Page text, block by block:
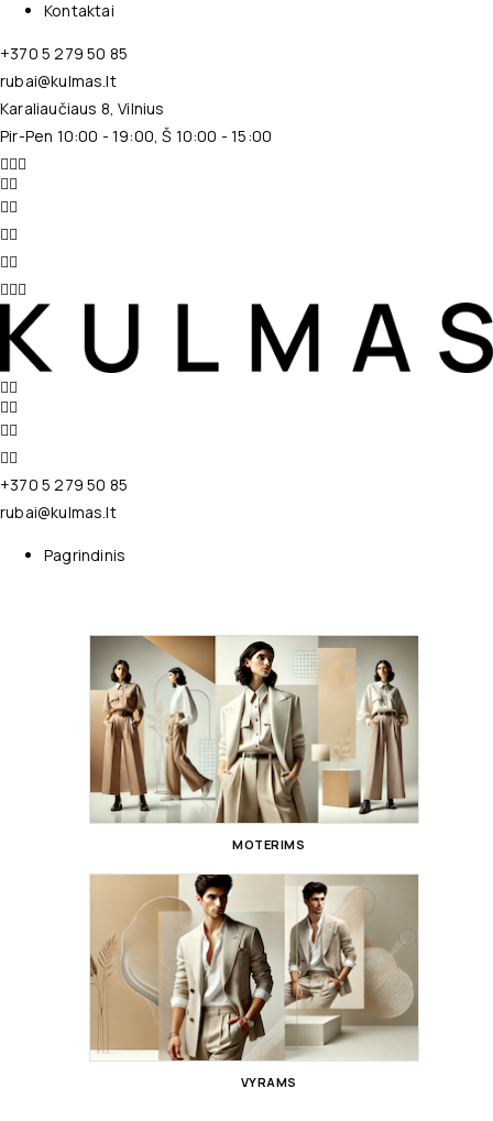
Kontaktai
+370 5 279 50 85
rubai@kulmas.lt
Karaliaučiaus 8, Vilnius
Pir-Pen 10:00 - 19:00, Š 10:00 - 15:00
+370 5 279 50 85
rubai@kulmas.lt
Pagrindinis
MOTERIMS
VYRAMS